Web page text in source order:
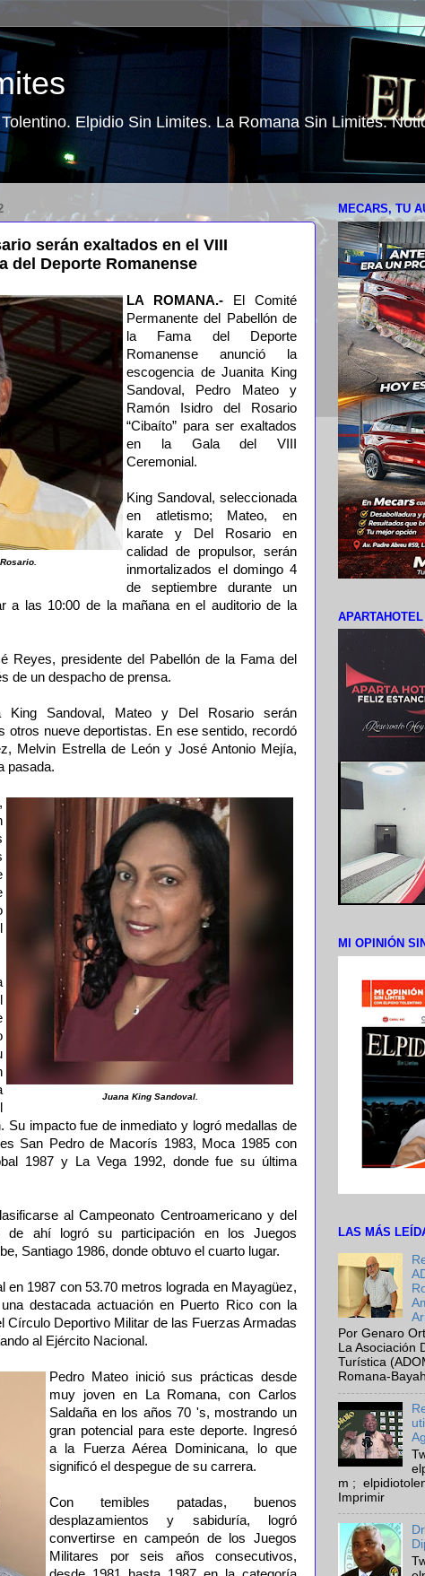
Elpidio Sin Limites. La Romana Sin Limites.
serán exaltados en el VIII
del Deporte Romanense
LA ROMANA.- El Comité
Permanente del Pabellón de
la Fama del Deporte
Romanense anunció la
escogencia de Juanita King
Sandoval, Pedro Mateo y
Ramón Isidro del Rosario
“Cibaíto” para ser exaltados
en la Gala del VIII
Ceremonial.
King Sandoval, seleccionada
en atletismo; Mateo, en
karate y Del Rosario en
calidad de propulsor, serán
inmortalizados el domingo 4
de septiembre durante un
a las 10:00 de la mañana en el auditorio de la
Reyes, presidente del Pabellón de la Fama del
de un despacho de prensa.
King Sandoval, Mateo y Del Rosario serán
otros nueve deportistas. En ese sentido, recordó
Melvin Estrella de León y José Antonio Mejía,
pasada.
Juana King Sandoval.
Su impacto fue de inmediato y logró medallas de
San Pedro de Macorís 1983, Moca 1985 con
1987 y La Vega 1992, donde fue su última
al Campeonato Centroamericano y del
ahí logró su participación en los Juegos
Santiago 1986, donde obtuvo el cuarto lugar.
en 1987 con 53.70 metros lograda en Mayagüez,
destacada actuación en Puerto Rico con la
Círculo Deportivo Militar de las Fuerzas Armadas
al Ejército Nacional.
Pedro Mateo inició sus prácticas desde
muy joven en La Romana, con Carlos
Saldaña en los años 70 's, mostrando un
gran potencial para este deporte. Ingresó
a la Fuerza Aérea Dominicana, lo que
significó el despegue de su carrera.
Con temibles patadas, buenos
desplazamientos y sabiduría, logró
convertirse en campeón de los Juegos
Militares por seis años consecutivos,
MECARS, TU
MI OPINIÓN
LAS MÁS
Por Genaro
La Asociación
Turística
Romana-
m ;
Imprimir